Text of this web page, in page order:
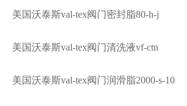
美国沃泰斯val-tex阀门密封脂80-h-j
美国沃泰斯val-tex阀门清洗液vf-ctn
美国沃泰斯val-tex阀门润滑脂2000-s-10